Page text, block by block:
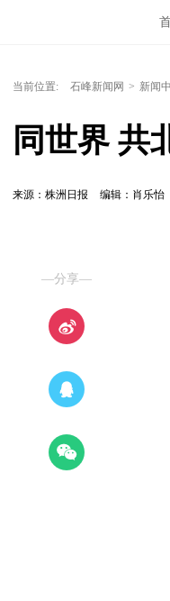
当前位置: 石峰新闻网 > 新闻
同世界 共
来源：株洲日报 编辑：肖乐怡
—分享—